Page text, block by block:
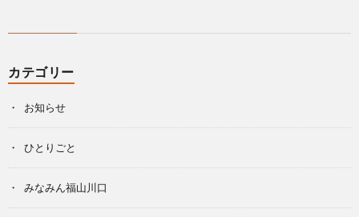
カテゴリー
お知らせ
ひとりごと
みなみん福山川口